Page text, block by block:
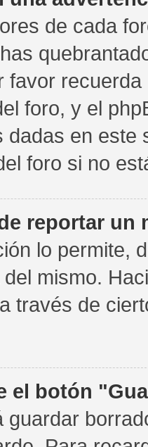
de cada
favor
foro, y el
dadas en este
foro si no
reportar un
lo permite,
mismo.
través de
el botón
guardar